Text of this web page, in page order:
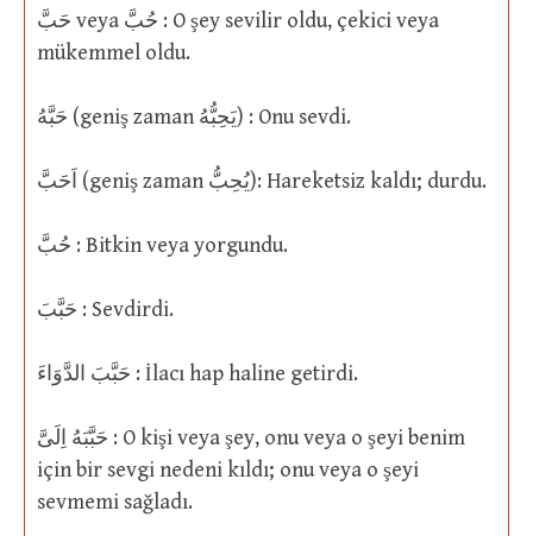
حَبَّ veya حُبَّ : O şey sevilir oldu, çekici veya
mükemmel oldu.
حَبَّهُ (geniş zaman يَحِبُّهُ) : Onu sevdi.
اَحَبَّ (geniş zaman يُحِبُّ): Hareketsiz kaldı; durdu.
حُبَّ : Bitkin veya yorgundu.
حَبَّبَ : Sevdirdi.
حَبَّبَ الدَّوَاءَ : İlacı hap haline getirdi.
حَبَّبَهُ اِلَىَّ : O kişi veya şey, onu veya o şeyi benim
için bir sevgi nedeni kıldı; onu veya o şeyi
sevmemi sağladı.